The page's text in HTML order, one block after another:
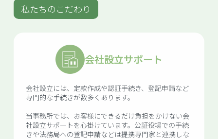
私たちのこだわり
会社設立サポート
会社設立には、定款作成や認証手続き、登記申請など
専門的な手続きが数多くあります。
当事務所では、お客様にできるだけ負担をかけない会
社設立サポートを心掛けています。公証役場での手続
きや法務局への登記申請などは提携専門家と連携しな